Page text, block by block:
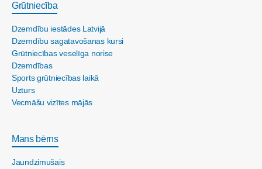
Grūtniecība
Dzemdību iestādes Latvijā
Dzemdību sagatavošanas kursi
Grūtniecības veselīga norise
Dzemdības
Sports grūtniecības laikā
Uzturs
Vecmāšu vizītes mājās
Mans bērns
Jaundzimušais